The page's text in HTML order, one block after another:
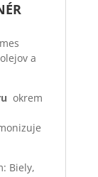
a
okrem
Biely,